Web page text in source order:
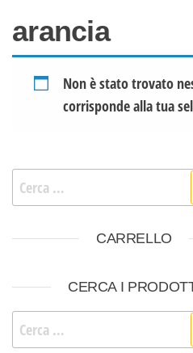
arancia
Non è stato trovato
corrisponde alla tua
Ricerca per:
CARRELLO
CERCA I
Ricerca per: